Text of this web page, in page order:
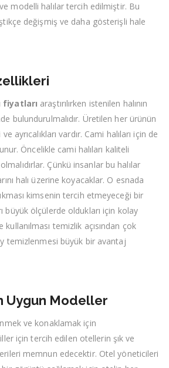
modelli halılar tercih edilmiştir. Bu
değişmiş ve daha gösterişli hale
fiyatları araştırılırken istenilen halının
bulundurulmalıdır. Üretilen her ürünün
ayrıcalıkları vardır. Cami halıları için de
Öncelikle cami halıları kaliteli
Çünkü insanlar bu halılar
halı üzerine koyacaklar. O esnada
kimsenin tercih etmeyeceği bir
büyük ölçülerde oldukları için kolay
temizlik açısından çok
temizlenmesi büyük bir avantaj
Uygun Modeller
ve konaklamak için
için tercih edilen otellerin şık ve
memnun edecektir. Otel yöneticileri